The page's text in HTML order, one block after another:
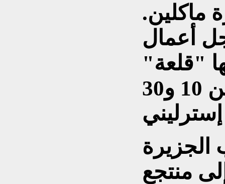
ماكلين.
رجل أعمال
"قلعة"
بتكلفة تعادل اليوم ما بين 10 و30
الجزيرة
منتجع